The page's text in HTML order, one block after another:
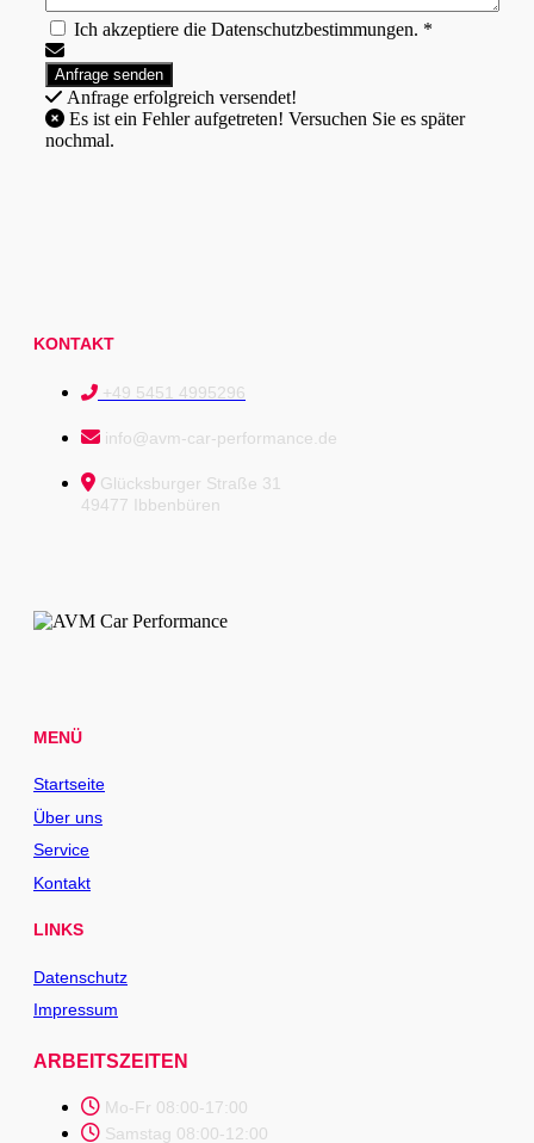
Ich akzeptiere die Datenschutzbestimmungen. *
Anfrage erfolgreich versendet!
nochmal.
KONTAKT
+49 5451 4995296
info@avm-car-performance.de
Glücksburger Straße 31
49477 Ibbenbüren
MENÜ
Startseite
Über uns
Service
Kontakt
LINKS
Datenschutz
Impressum
ARBEITSZEITEN
Mo-Fr 08:00-17:00
Samstag 08:00-12:00